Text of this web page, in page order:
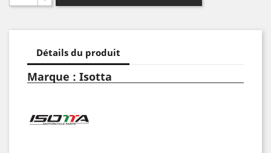
Détails du produit
Marque : Isotta